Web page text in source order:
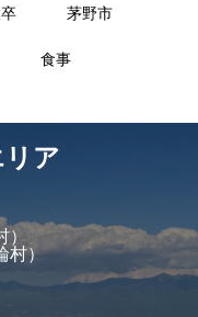
茅野市
食事
リア
村）